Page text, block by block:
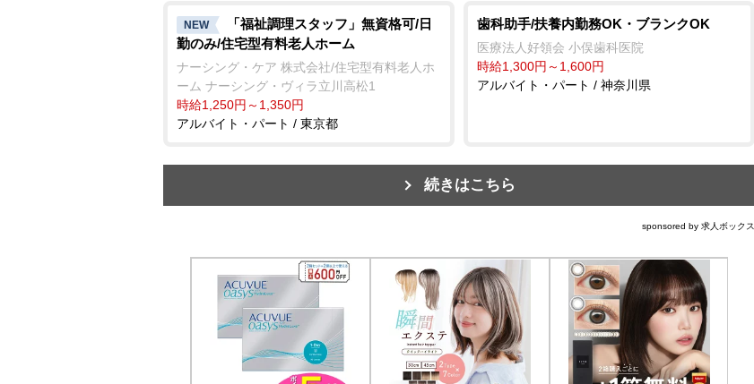
NEW
「福祉調理スタッフ」無資格可/日
勤のみ/住宅型有料老人ホーム
ナーシング・ケア 株式会社/住宅型有料老人ホ
ーム ナーシング・ヴィラ立川高松1
時給1,250円～1,350円
アルバイト・パート / 東京都
歯科助手/扶養内勤務OK・ブランクOK
医療法人好領会 小俣歯科医院
時給1,300円～1,600円
アルバイト・パート / 神奈川県
続きはこちら
sponsored by 求人ボックス